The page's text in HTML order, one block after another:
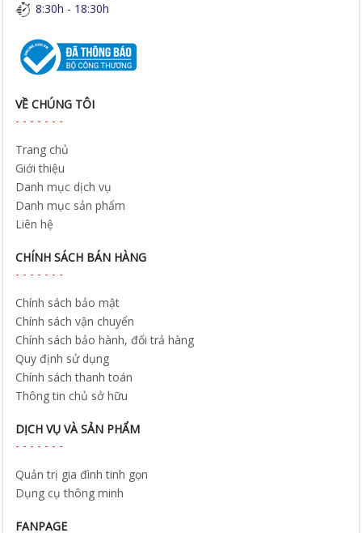
8:30h - 18:30h
VỀ CHÚNG TÔI
Trang chủ
Giới thiệu
Danh mục dịch vụ
Danh mục sản phẩm
Liên hệ
CHÍNH SÁCH BÁN HÀNG
Chính sách bảo mật
Chính sách vận chuyển
Chính sách bảo hành, đổi trả hàng
Quy định sử dụng
Chính sách thanh toán
Thông tin chủ sở hữu
DỊCH VỤ VÀ SẢN PHẨM
Quản trị gia đình tinh gọn
Dụng cụ thông minh
FANPAGE